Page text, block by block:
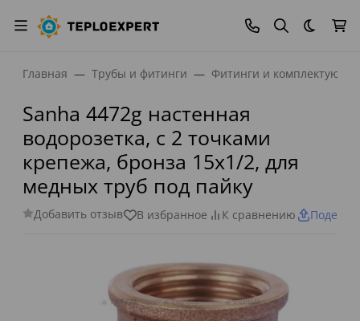
Темная
Главная Трубы и фитинги Фитинги и
Sanha 4472g настенная
водорозетка, с 2 точками
крепежа, бронза 15x1/2, для
медных труб под пайку
Добавить отзыв В избранное К сравнению